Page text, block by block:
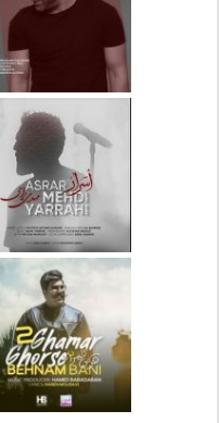
دانلود آهنگ جدید رضا
بهرام بنام نگار
دانلود آهنگ جدید مهدی
یراحی بنام اسرار